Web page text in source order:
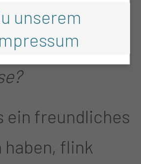
man
ein freundliches
flink
unserem